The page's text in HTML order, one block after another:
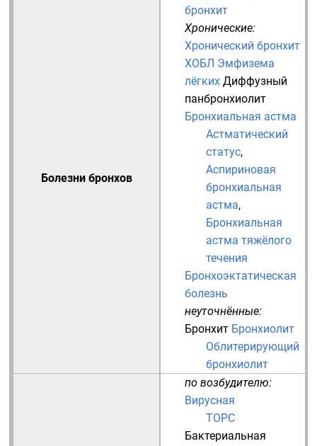
Болезни бронхов
бронхит
Хронические:
Хронический бронхит
ХОБЛ Эмфизема
лёгких Диффузный
панбронхиолит
Бронхиальная астма
Астматический
статус,
Аспириновая
бронхиальная
астма,
Бронхиальная
астма тяжёлого
течения
Бронхоэктатическая
болезнь
неуточнённые:
Бронхит Бронхиолит
Облитерирующий
бронхиолит
по возбудителю:
Вирусная
ТОРС
Бактериальная